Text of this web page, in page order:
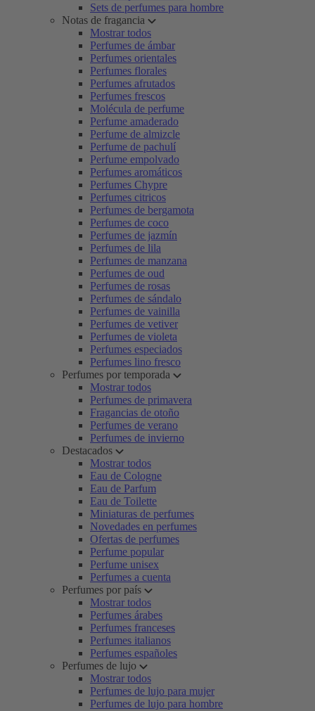
Sets de perfumes para hombre
Notas de fragancia
Mostrar todos
Perfumes de ámbar
Perfumes orientales
Perfumes florales
Perfumes afrutados
Perfumes frescos
Molécula de perfume
Perfume amaderado
Perfume de almizcle
Perfume de pachulí
Perfume empolvado
Perfumes aromáticos
Perfumes Chypre
Perfumes citricos
Perfumes de bergamota
Perfumes de coco
Perfumes de jazmín
Perfumes de lila
Perfumes de manzana
Perfumes de oud
Perfumes de rosas
Perfumes de sándalo
Perfumes de vainilla
Perfumes de vetiver
Perfumes de violeta
Perfumes especiados
Perfumes lino fresco
Perfumes por temporada
Mostrar todos
Perfumes de primavera
Fragancias de otoño
Perfumes de verano
Perfumes de invierno
Destacados
Mostrar todos
Eau de Cologne
Eau de Parfum
Eau de Toilette
Miniaturas de perfumes
Novedades en perfumes
Ofertas de perfumes
Perfume popular
Perfume unisex
Perfumes a cuenta
Perfumes por país
Mostrar todos
Perfumes árabes
Perfumes franceses
Perfumes italianos
Perfumes españoles
Perfumes de lujo
Mostrar todos
Perfumes de lujo para mujer
Perfumes de lujo para hombre